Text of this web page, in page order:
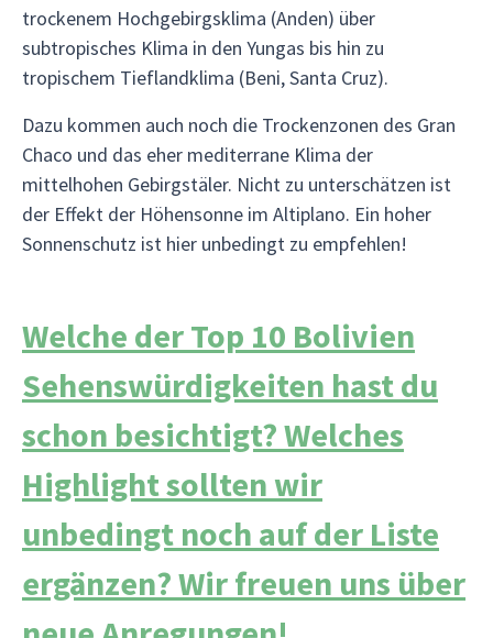
trockenem Hochgebirgsklima (Anden) über
subtropisches Klima in den Yungas bis hin zu
tropischem Tieflandklima (Beni, Santa Cruz).
Dazu kommen auch noch die Trockenzonen des Gran
Chaco und das eher mediterrane Klima der
mittelhohen Gebirgstäler. Nicht zu unterschätzen ist
der Effekt der Höhensonne im Altiplano. Ein hoher
Sonnenschutz ist hier unbedingt zu empfehlen!
Welche der Top 10 Bolivien
Sehenswürdigkeiten hast du
schon besichtigt? Welches
Highlight sollten wir
unbedingt noch auf der Liste
ergänzen? Wir freuen uns über